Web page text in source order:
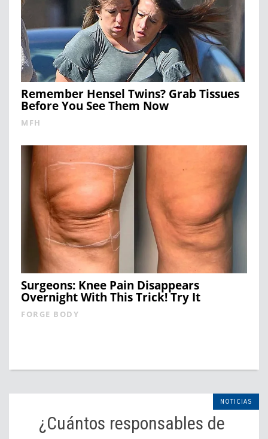
Remember Hensel Twins? Grab Tissues
Before You See Them Now
MFH
Surgeons: Knee Pain Disappears
Overnight With This Trick! Try It
FORGE BODY
NOTICIAS
¿Cuántos responsables de